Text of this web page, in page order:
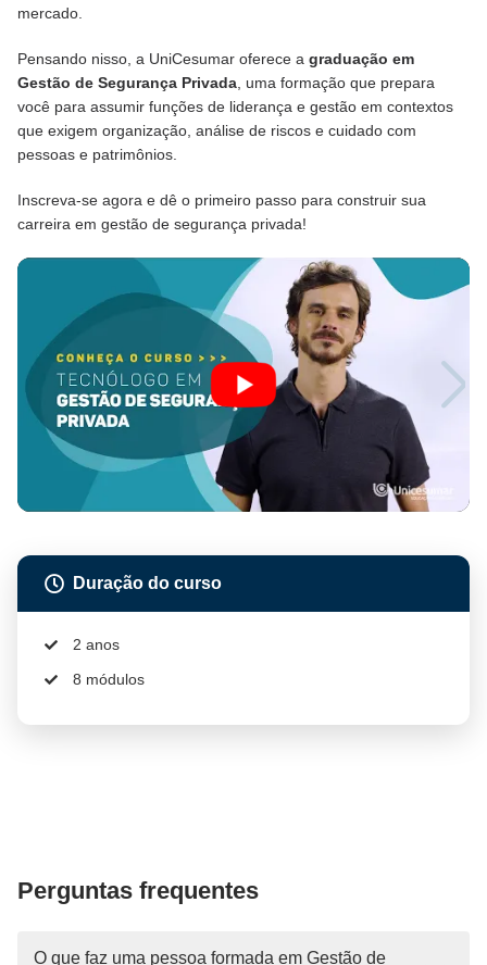
mercado.
Pensando nisso, a UniCesumar oferece a graduação em
Gestão de Segurança Privada , uma formação que prepara
você para assumir funções de liderança e gestão em contextos
que exigem organização, análise de riscos e cuidado com
pessoas e patrimônios.
Inscreva-se agora e dê o primeiro passo para construir sua
carreira em gestão de segurança privada!
Duração do curso
2 anos
8 módulos
Perguntas frequentes
O que faz uma pessoa formada em Gestão de